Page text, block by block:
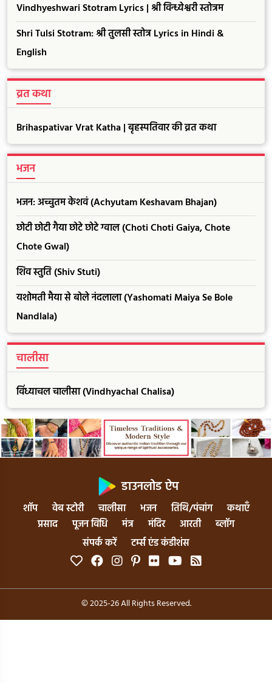
Vindhyeshwari Stotram Lyrics | श्री विन्ध्येश्वरी स्तोत्रम
Shri Tulsi Stotram: श्री तुलसी स्तोत्र Lyrics in Hindi &
English
व्रत कथा
Brihaspativar Vrat Katha | बृहस्पतिवार की व्रत कथा
भजन
भजन: अच्चुतम केशवं (Achyutam Keshavam Bhajan)
छोटी छोटी गैया छोटे छोटे ग्वाल (Choti Choti Gaiya, Chote
Chote Gwal)
शिव स्तुति (Shiv Stuti)
यशोमती मैया से बोले नंदलाला (Yashomati Maiya Se Bole
Nandlala)
चालीसा
विंध्याचल चालीसा (Vindhyachal Chalisa)
डाउनलोड ऐप
शॉप वेब स्टोरी चालीसा भजन तिथि/पंचांग
कथाएँ
प्रसाद
पूजन विधि मंत्र मंदिर आरती
ब्लॉग
संपर्क करें
टर्म्स एंड कंडीशंस
© 2025-26 All Rights Reserved.